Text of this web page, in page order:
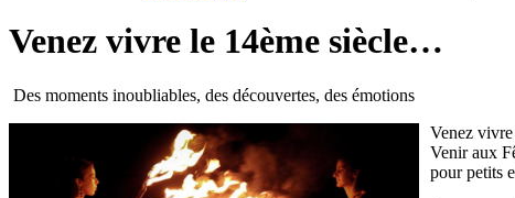
Venez vivre le 14ème siècle…
Des moments inoubliables, des découvertes, des émotions
Venez
Venir aux
pour petits